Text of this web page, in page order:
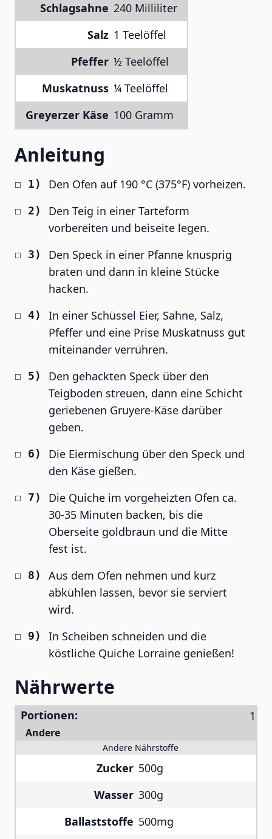
Schlagsahne 240 Milliliter
Salz 1 Teelöffel
Pfeffer ½ Teelöffel
Muskatnuss ¼ Teelöffel
Greyerzer Käse 100 Gramm
Anleitung
Den Ofen auf 190 °C (375°F) vorheizen.
Den Teig in einer Tarteform
vorbereiten und beiseite legen.
Den Speck in einer Pfanne knusprig
braten und dann in kleine Stücke
hacken.
In einer Schüssel Eier, Sahne, Salz,
Pfeffer und eine Prise Muskatnuss gut
miteinander verrühren.
Den gehackten Speck über den
Teigboden streuen, dann eine Schicht
geriebenen Gruyere-Käse darüber
geben.
Die Eiermischung über den Speck und
den Käse gießen.
Die Quiche im vorgeheizten Ofen ca.
30-35 Minuten backen, bis die
Oberseite goldbraun und die Mitte
fest ist.
Aus dem Ofen nehmen und kurz
abkühlen lassen, bevor sie serviert
wird.
In Scheiben schneiden und die
köstliche Quiche Lorraine genießen!
Nährwerte
Portionen:
Andere
Andere Nährstoffe
Zucker 500g
Wasser 300g
Ballaststoffe 500mg